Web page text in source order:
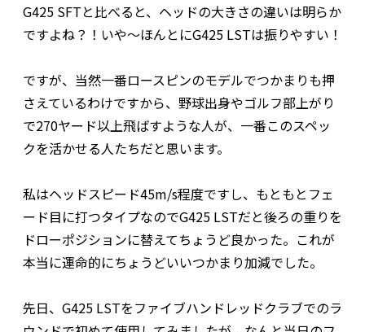
G425 SFTと比べると、ヘッドの大きさの違いは明らか
ですよね？！いや～ほんとにG425 LSTは振りやすい！
ですが、当然一番ロースピンのモデルでつかまりも押
さえているわけですから、野球出身やゴルフ部上がり
で270ヤード以上飛ばすような人が、一番このスペッ
クを活かせる人たちだと思います。
私はヘッドスピード45m/s程度ですし、もともとフェ
ード目に打つタイプなのでG425 LSTだと後ろの重りを
ドローポジションに替えてちょうど良かった。これが
本当に運命的にちょうどいいつかまり加減でした。
先日、G425 LSTをファイブハンドレッドクラブでのラ